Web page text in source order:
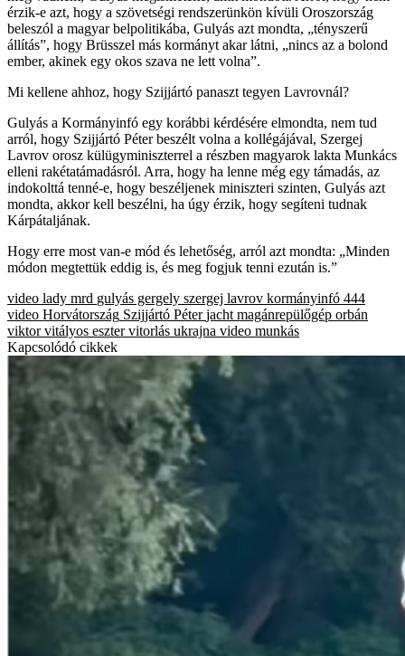
érzik-e azt, hogy a szövetségi rendszerünkön kívüli Oroszország
beleszól a magyar belpolitikába, Gulyás azt mondta, „tényszerű
állítás”, hogy Brüsszel más kormányt akar látni, „nincs az a bolond
ember, akinek egy okos szava ne lett volna”.
Mi kellene ahhoz, hogy Szijjártó panaszt tegyen Lavrovnál?
Gulyás a Kormányinfó egy korábbi kérdésére elmondta, nem tud
arról, hogy Szijjártó Péter beszélt volna a kollégájával, Szergej
Lavrov orosz külügyminiszterrel a részben magyarok lakta Munkács
elleni rakétatámadásról. Arra, hogy ha lenne még egy támadás, az
indokolttá tenné-e, hogy beszéljenek miniszteri szinten, Gulyás azt
mondta, akkor kell beszélni, ha úgy érzik, hogy segíteni tudnak
Kárpátaljának.
Hogy erre most van-e mód és lehetőség, arról azt mondta: „Minden
módon megtettük eddig is, és meg fogjuk tenni ezután is.”
video lady mrd gulyás gergely szergej lavrov kormányinfó 444
video Horvátország Szijjártó Péter jacht magánrepülőgép orbán
viktor vitályos eszter vitorlás ukrajna video munkás
Kapcsolódó cikkek